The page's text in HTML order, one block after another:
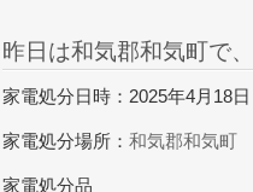
昨日は和気郡和気町で
家電処分日時：2025年4月18日
家電処分場所： 和気郡和気町
家電処分品